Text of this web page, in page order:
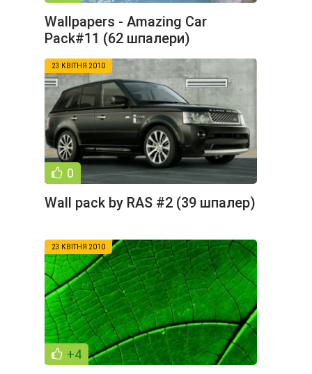
Wallpapers - Amazing Car
Pack#11 (62 шпалери)
23 КВІТНЯ 2010
0
Wall pack by RAS #2 (39 шпалер)
23 КВІТНЯ 2010
+4